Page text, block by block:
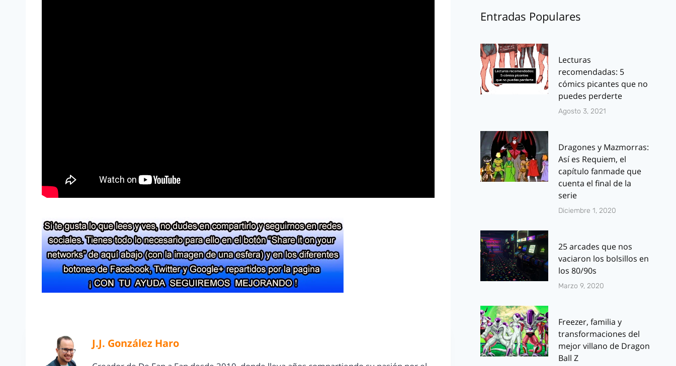
J.J. González Haro
Entradas Populares
Lecturas
recomendadas: 5
cómics picantes que no
puedes perderte
Agosto 3, 2021
Dragones y Mazmorras:
Así es Requiem, el
capítulo fanmade que
cuenta el final de la
serie
Diciembre 1, 2020
25 arcades que nos
vaciaron los bolsillos en
los 80/90s
Marzo 9, 2020
Freezer, familia y
transformaciones del
mejor villano de Dragon
Ball Z